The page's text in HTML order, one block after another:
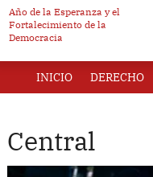
Año de la Esperanza y el
Fortalecimiento de la
Democracia
INICIO DERECHO
Central